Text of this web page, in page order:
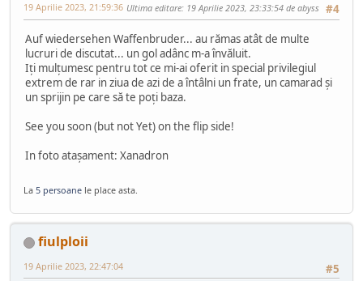
#4
19 Aprilie 2023, 21:59:36 Ultima editare: 19 Aprilie 2023, 23:33:54 de abyss
Auf wiedersehen Waffenbruder... au rămas atât de multe
lucruri de discutat... un gol adânc m-a învăluit.
Iți mulțumesc pentru tot ce mi-ai oferit in special privilegiul
extrem de rar in ziua de azi de a întâlni un frate, un camarad și
un sprijin pe care să te poți baza.
See you soon (but not Yet) on the flip side!
In foto atașament: Xanadron
La 5 persoane le place asta.
fiulploii
#5
19 Aprilie 2023, 22:47:04